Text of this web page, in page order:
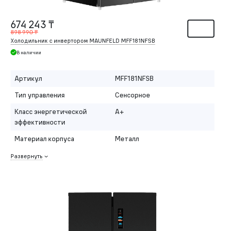
674 243 ₸
898 990 ₸
Холодильник с инвертором MAUNFELD MFF181NFSB
В наличии
Артикул
MFF181NFSB
Тип управления
Сенсорное
Класс энергетической
эффективности
A+
Материал корпуса Металл
Развернуть